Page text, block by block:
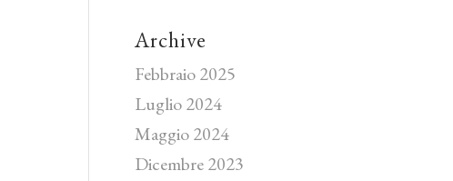
Archive
Febbraio 2025
Luglio 2024
Maggio 2024
Dicembre 2023